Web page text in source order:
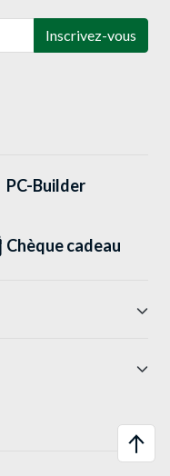
Inscrivez-vous
PC-Builder
Chèque cadeau